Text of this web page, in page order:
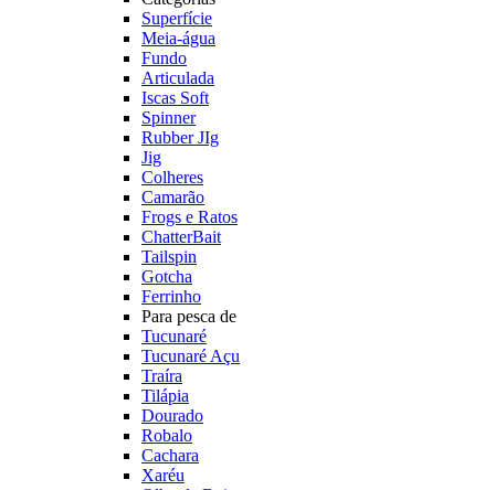
Superfície
Meia-água
Fundo
Articulada
Iscas Soft
Spinner
Rubber JIg
Jig
Colheres
Camarão
Frogs e Ratos
ChatterBait
Tailspin
Gotcha
Ferrinho
Para pesca de
Tucunaré
Tucunaré Açu
Traíra
Tilápia
Dourado
Robalo
Cachara
Xaréu